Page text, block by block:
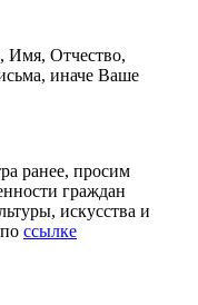
Имя, Отчество,
иначе Ваше
ранее, просим
граждан
искусства и
ссылке